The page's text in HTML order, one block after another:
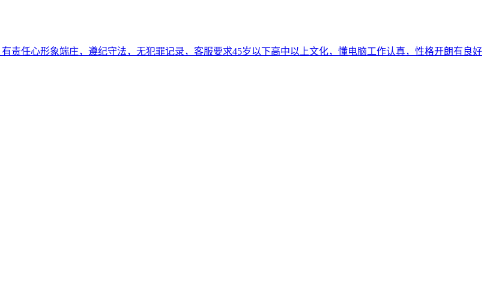
责任心形象端庄，遵纪守法，无犯罪记录，客服要求45岁以下高中以上文化，懂电脑工作认真，性格开朗有良好